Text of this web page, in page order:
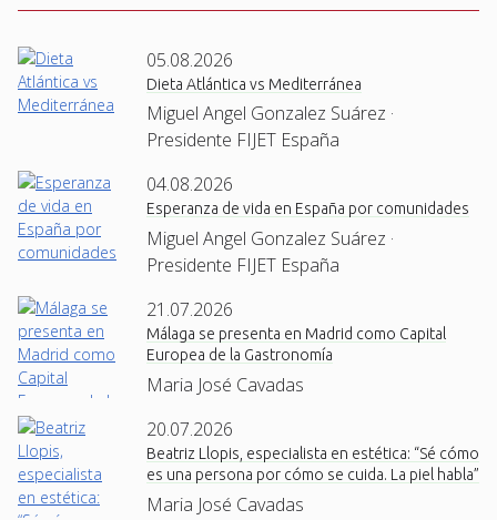
05.08.2026
Dieta Atlántica vs Mediterránea
Miguel Angel Gonzalez Suárez ·
Presidente FIJET España
04.08.2026
Esperanza de vida en España por comunidades
Miguel Angel Gonzalez Suárez ·
Presidente FIJET España
21.07.2026
Málaga se presenta en Madrid como Capital
Europea de la Gastronomía
Maria José Cavadas
20.07.2026
Beatriz Llopis, especialista en estética: “Sé cómo
es una persona por cómo se cuida. La piel habla”
Maria José Cavadas